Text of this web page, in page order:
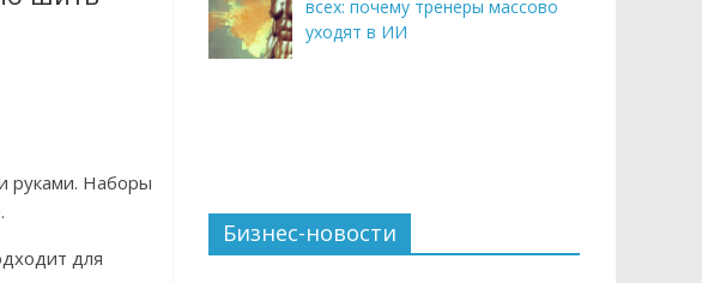
руками. Наборы
для
всех: почему тренеры массово
уходят в ИИ
Бизнес-новости